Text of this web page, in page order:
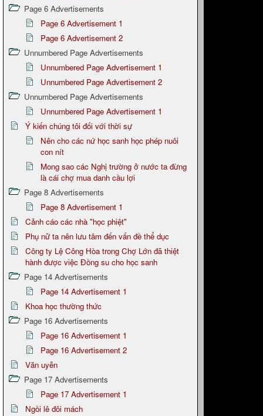
Page 6 Advertisements
Page 6 Advertisement 1
Page 6 Advertisement 2
Unnumbered Page Advertisements
Unnumbered Page Advertisement 1
Unnumbered Page Advertisement 2
Unnumbered Page Advertisements
Unnumbered Page Advertisement 1
Ý kiến chúng tôi đối với thời sự
Nên cho các nứ học sanh học phép nuôi
con nít
Mong sao các Nghị trường ở nước ta đừng
là cái chợ mua danh cầu lợi
Page 8 Advertisements
Page 8 Advertisement 1
Cảnh cáo các nhà "học phiệt"
Phụ nữ ta nên lưu tâm đến vấn đề thể dục
Công ty Lệ Công Hòa trong Chợ Lớn đã thiệt
hành được việc Đồng su cho học sanh
Page 14 Advertisements
Page 14 Advertisement 1
Khoa học thường thức
Page 16 Advertisements
Page 16 Advertisement 1
Page 16 Advertisement 2
Văn uyễn
Page 17 Advertisements
Page 17 Advertisement 1
Ngồi lê đôi mách